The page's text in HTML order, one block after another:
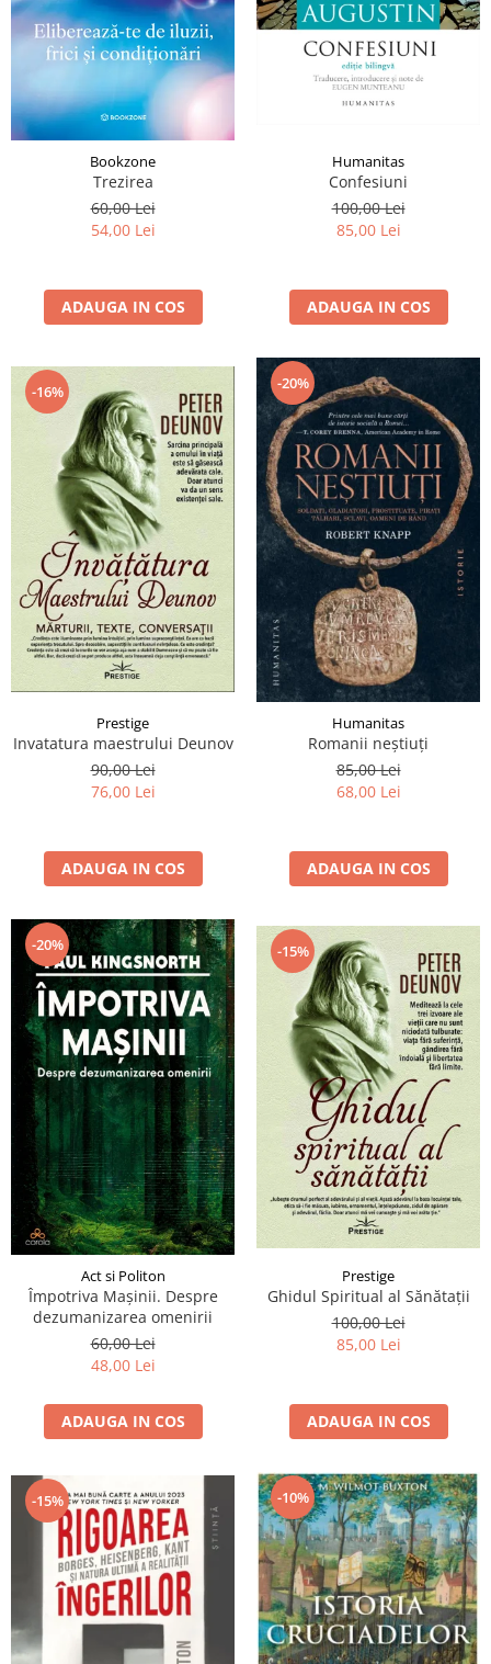
Manuale și Dicționare
Medicină și Sănătate
Practic. Casă și Grădina
Psihologie
Spiritualitate
Știință și Tehnologie
Științe Sociale si Umaniste
Bookzone
Trezirea
60,00 Lei
54,00 Lei
ADAUGA IN COS
Humanitas
Confesiuni
100,00 Lei
85,00 Lei
ADAUGA IN COS
-16%
Prestige
Invatatura maestrului Deunov
90,00 Lei
76,00 Lei
ADAUGA IN COS
-20%
Humanitas
Romanii neştiuţi
85,00 Lei
68,00 Lei
ADAUGA IN COS
-20%
Act si Politon
Împotriva Mașinii. Despre
dezumanizarea omenirii
60,00 Lei
48,00 Lei
ADAUGA IN COS
-15%
Prestige
Ghidul Spiritual al Sănătații
100,00 Lei
85,00 Lei
ADAUGA IN COS
-15% -10%